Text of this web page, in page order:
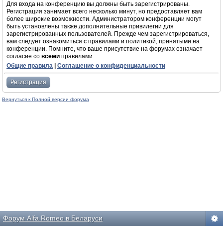
Для входа на конференцию вы должны быть зарегистрированы.
Регистрация занимает всего несколько минут, но предоставляет вам
более широкие возможности. Администратором конференции могут
быть установлены также дополнительные привилегии для
зарегистрированных пользователей. Прежде чем зарегистрироваться,
вам следует ознакомиться с правилами и политикой, принятыми на
конференции. Помните, что ваше присутствие на форумах означает
согласие со всеми правилами.
Общие правила
Соглашение о конфиденциальности
Регистрация
Вернуться к Полной версии форума
Форум Alfa Romeo в Беларуси